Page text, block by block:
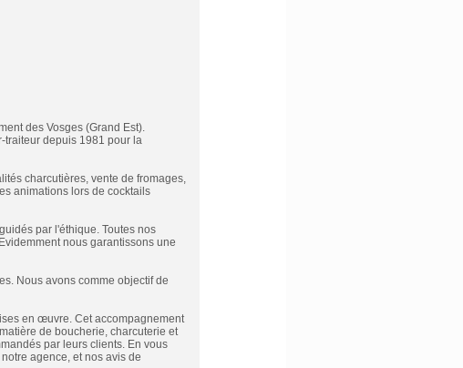
des Vosges (Grand Est).
traiteur depuis 1981 pour la
charcutières, vente de fromages,
animations lors de cocktails
par l'éthique. Toutes nos
nous garantissons une
Nous avons comme objectif de
en œuvre. Cet accompagnement
de boucherie, charcuterie et
par leurs clients. En vous
agence, et nos avis de